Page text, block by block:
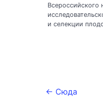
Всероссийского
и селекции
← Сюда